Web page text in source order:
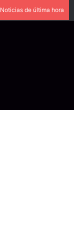
Noticias de última hora